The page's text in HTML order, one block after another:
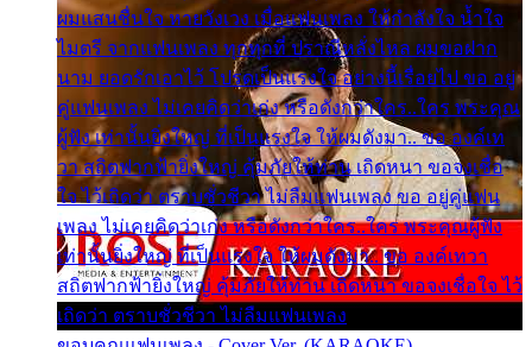
ผมแสนชื่นใจ หายวังเวง เมื่อแฟนเพลง ให้กำลังใจ น้ำใจ
ไมตรี จากแฟนเพลง ทุกทุกที่ ปราณีหลั่งไหล ผมขอฝาก
นาม ยอดรักเอาไว้ โปรดเป็นแรงใจ อย่างนี้เรื่อยไป ขอ อยู่
คู่แฟนเพลง ไม่เคยคิดว่าเก่ง หรือดังกว่าใคร..ใคร พระคุณ
ผู้ฟัง เท่านั้นยิ่งใหญ่ ที่เป็นแรงใจ ให้ผมดังมา.. ขอ องค์เท
วา สถิตฟากฟ้ายิ่งใหญ่ คุ้มภัยให้ท่าน เถิดหนา ขอจงเชื่อ
ใจ ไว้เถิดว่า ตราบชั่วชีวา ไม่ลืมแฟนเพลง ขอ อยู่คู่แฟน
เพลง ไม่เคยคิดว่าเก่ง หรือดังกว่าใคร..ใคร พระคุณผู้ฟัง
เท่านั้นยิ่งใหญ่ ที่เป็นแรงใจ ให้ผมดังมา.. ขอ องค์เทวา
สถิตฟากฟ้ายิ่งใหญ่ คุ้มภัยให้ท่าน เถิดหนา ขอจงเชื่อใจ ไว้
เถิดว่า ตราบชั่วชีวา ไม่ลืมแฟนเพลง